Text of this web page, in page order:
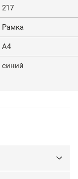
217
Рамка
А4
синий